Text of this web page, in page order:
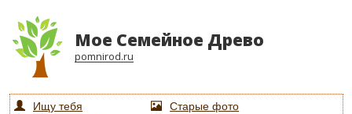
Мое Семейное Древо
pomnirod.ru
Ищу тебя
Старые фото